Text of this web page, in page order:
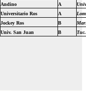
Andino A
Universitario Ros A
Jockey Ros B
Univ. San Juan B